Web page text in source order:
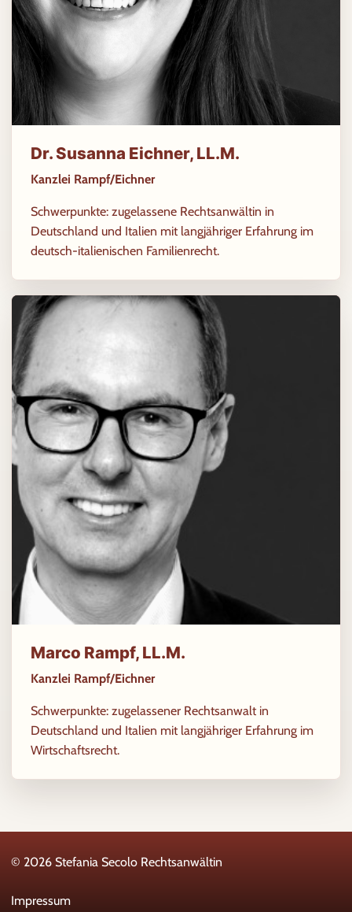
Dr. Susanna Eichner, LL.M.
Kanzlei Rampf/Eichner
Schwerpunkte: zugelassene Rechtsanwältin in
Deutschland und Italien mit langjähriger Erfahrung im
deutsch-italienischen Familienrecht.
Marco Rampf, LL.M.
Kanzlei Rampf/Eichner
Schwerpunkte: zugelassener Rechtsanwalt in
Deutschland und Italien mit langjähriger Erfahrung im
Wirtschaftsrecht.
© 2026 Stefania Secolo Rechtsanwältin
Impressum